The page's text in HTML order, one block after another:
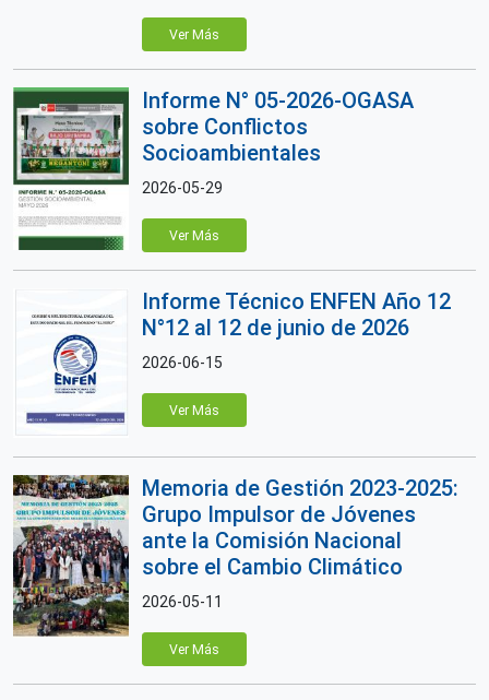
Ver Más
Informe N° 05-2026-OGASA
sobre Conflictos
Socioambientales
2026-05-29
Ver Más
Informe Técnico ENFEN Año 12
N°12 al 12 de junio de 2026
2026-06-15
Ver Más
Memoria de Gestión 2023-2025:
Grupo Impulsor de Jóvenes
ante la Comisión Nacional
sobre el Cambio Climático
2026-05-11
Ver Más